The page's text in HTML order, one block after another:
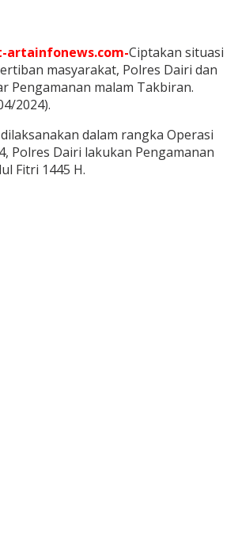
artainfonews.com-Ciptakan situasi
masyarakat, Polres Dairi dan
Pengamanan malam Takbiran.
2024).
dalam rangka Operasi
Polres Dairi lakukan Pengamanan
Fitri 1445 H.